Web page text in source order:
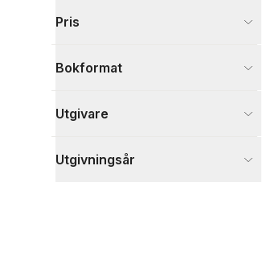
Pris
Bokformat
Utgivare
Utgivningsår